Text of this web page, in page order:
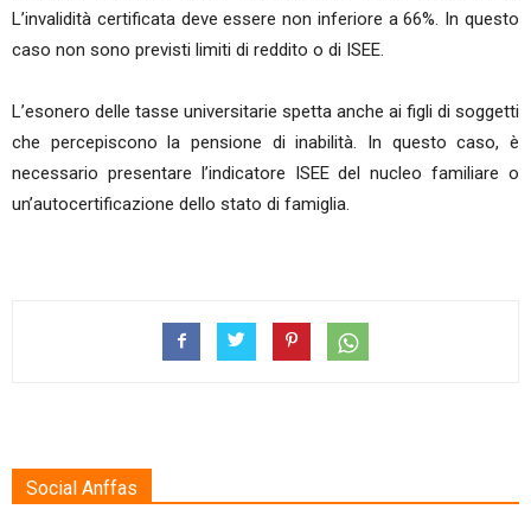
L’invalidità certificata deve essere non inferiore a 66%. In questo
caso non sono previsti limiti di reddito o di ISEE.
L’esonero delle tasse universitarie spetta anche ai figli di soggetti
che percepiscono la pensione di inabilità. In questo caso, è
necessario presentare l’indicatore ISEE del nucleo familiare o
un’autocertificazione dello stato di famiglia.
Social Anffas